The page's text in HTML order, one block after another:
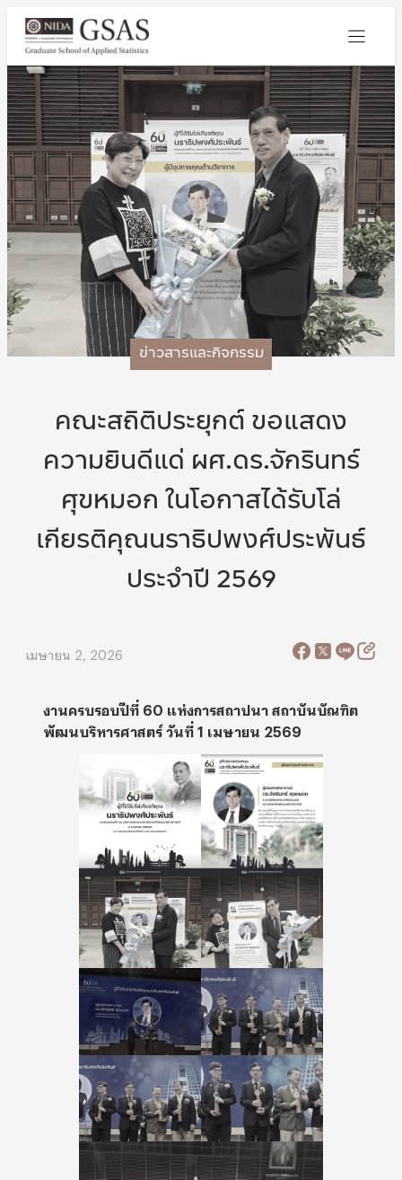
ข่าวสารและกิจกรรม
คณะสถิติประยุกต์ ขอแสดง
ความยินดีแด่ ผศ.ดร.จักรินทร์
ศุขหมอก ในโอกาสได้รับโล่
เกียรติคุณนราธิปพงศ์ประพันธ์
ประจำปี 2569
เมษายน 2, 2026
งานครบรอบปีที่ 60 แห่งการสถาปนา สถาบันบัณฑิต
พัฒนบริหารศาสตร์ วันที่ 1 เมษายน 2569